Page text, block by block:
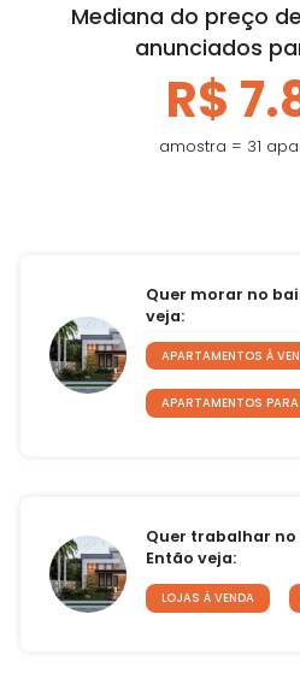
Mediana do preço
anunciados
R$
amostra = 31
Quer morar no
veja:
APARTAMENTOS À
APARTAMENTOS PARA
Quer trabalhar
Então veja:
LOJAS À VENDA